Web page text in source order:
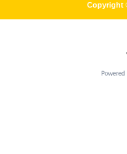
Copyright